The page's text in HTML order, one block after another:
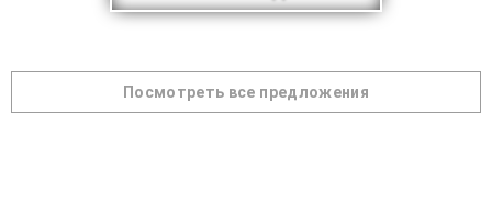
Посмотреть все предложения